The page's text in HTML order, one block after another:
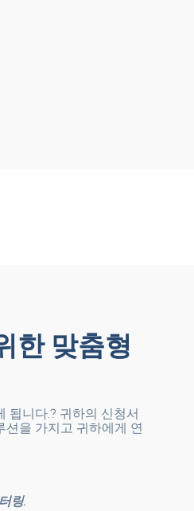
한 맞춤형
됩니다.? 귀하의 신청서
을 가지고 귀하에게 연
링.